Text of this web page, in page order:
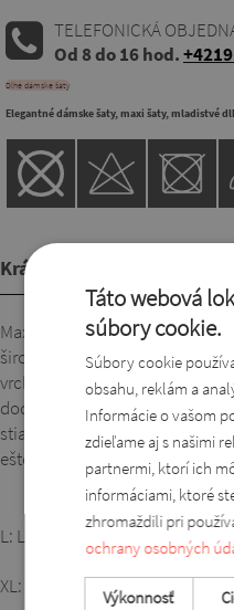
TELEFONICKÁ
Od 8 do 16 hod.
Dlhé dámske šaty
Elegantné dámske šaty, maxi šaty, mladistvé
Krátky popis
Maxi šaty na ľavom stehne s
širokej sukňovej časti jemne
vrchnej časti vyčarujú každej
dodajú módny vzhľad. V
stiahnuté gumičkou.
ešte viac vyzdvihne nádherný
L: L-XL veľkosť
XL: XL-2XL veľkosť
Táto webová
súbory cookie.
Súbory cookie
obsahu, reklám a
Informácie o vašom
zdieľame aj s našimi
partnermi, ktorí ich
informáciami, ktoré
zhromaždili pri
ochrany osobných
Výkonnosť